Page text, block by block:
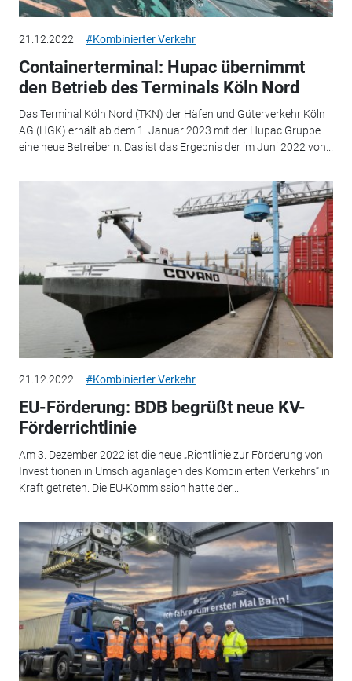
21.12.2022 #Kombinierter Verkehr
Containerterminal: Hupac übernimmt
den Betrieb des Terminals Köln Nord
Das Terminal Köln Nord (TKN) der Häfen und Güterverkehr Köln
AG (HGK) erhält ab dem 1. Januar 2023 mit der Hupac Gruppe
eine neue Betreiberin. Das ist das Ergebnis der im Juni 2022 von...
21.12.2022 #Kombinierter Verkehr
EU-Förderung: BDB begrüßt neue KV-
Förderrichtlinie
Am 3. Dezember 2022 ist die neue „Richtlinie zur Förderung von
Investitionen in Umschlaganlagen des Kombinierten Verkehrs“ in
Kraft getreten. Die EU-Kommission hatte der...